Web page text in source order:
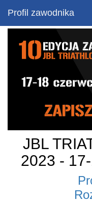
Profil zawodnika
JBL
2023 -